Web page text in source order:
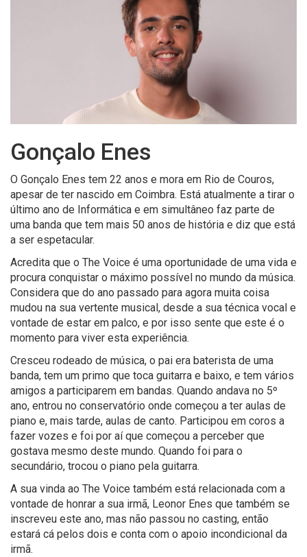
Gonçalo Enes
O Gonçalo Enes tem 22 anos e mora em Rio de Couros,
apesar de ter nascido em Coimbra. Está atualmente a tirar o
último ano de Informática e em simultâneo faz parte de
uma banda que tem mais 50 anos de história e diz que está
a ser espetacular.
Acredita que o The Voice é uma oportunidade de uma vida e
procura conquistar o máximo possível no mundo da música.
Considera que do ano passado para agora muita coisa
mudou na sua vertente musical, desde a sua técnica vocal e
vontade de estar em palco, e por isso sente que este é o
momento para viver esta experiência.
Cresceu rodeado de música, o pai era baterista de uma
banda, tem um primo que toca guitarra e baixo, e tem vários
amigos a participarem em bandas. Quando andava no 5º
ano, entrou no conservatório onde começou a ter aulas de
piano e, mais tarde, aulas de canto. Participou em coros a
fazer vozes e foi por aí que começou a perceber que
gostava mesmo deste mundo. Quando foi para o
secundário, trocou o piano pela guitarra.
A sua vinda ao The Voice também está relacionada com a
vontade de honrar a sua irmã, Leonor Enes que também se
inscreveu este ano, mas não passou no casting, então
estará cá pelos dois e conta com o apoio incondicional da
irmã.